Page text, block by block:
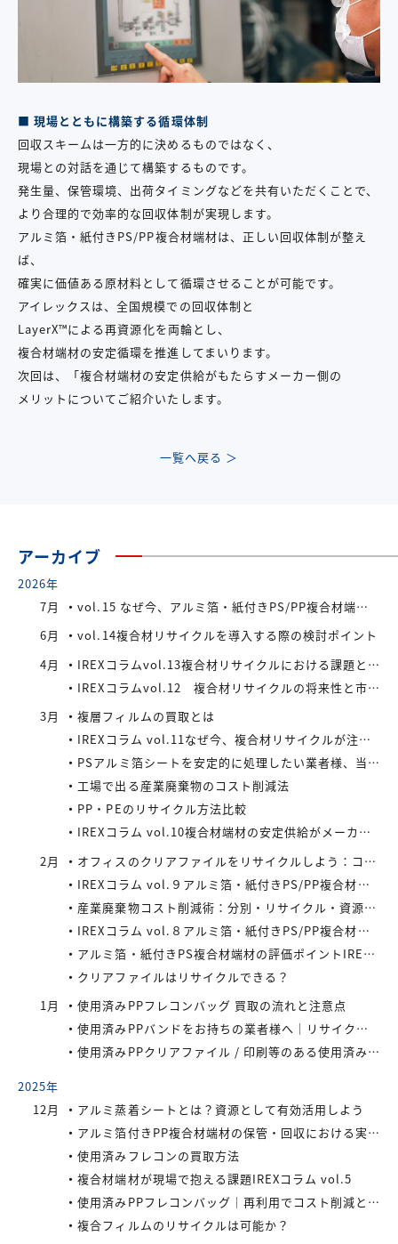
■現場とともに構築する循環体制
回収スキームは一方的に決めるものではなく、
現場との対話を通じて構築するものです。
発生量、保管環境、出荷タイミングなどを共有いただくことで、
より合理的で効率的な回収体制が実現します。
アルミ箔・紙付き PS/PP複合材端材は、正しい回収体制が整え
ば、
確実に価値ある原材料として循環させることが可能です。
アイレックスは、全国規模での回収体制と
LayerX™による再資源化を両輪とし、
複合材端材の安定循環を推進してまいります。
次回は、「複合材端材の安定供給がもたらすメーカー側の
メリットについてご紹介いたします。
一覧へ戻る ＞
アーカイブ
2026年
7月
vol.15 なぜ今、アルミ箔・紙付きPS/PP複合材端材が注目されているのか
6月
vol.14複合材リサイクルを導入する際の検討ポイント
4月
IREXコラムvol.13複合材リサイクルにおける課題と今後の展望
IREXコラムvol.12 複合材リサイクルの将来性と市場拡大の可能性
3月
複層フィルムの買取とは
IREXコラム vol.11なぜ今、複合材リサイクルが注目されているのか
PSアルミ箔シートを安定的に処理したい業者様、当社が買い取ります！
工場で出る産業廃棄物のコスト削減法
PP・PEのリサイクル方法比較
IREXコラム vol.10複合材端材の安定供給がメーカーにもたらすメリット
2月
オフィスのクリアファイルをリサイクルしよう：コストと環境負荷を同時に減らす方法
IREXコラム vol.９アルミ箔・紙付きPS/PP複合材端材の回収スキームと全国対応体制
産業廃棄物コスト削減術：分別・リサイクル・資源化の徹底活用
IREXコラム vol.８アルミ箔・紙付きPS/PP複合材端材をより高く評価するために現場でできること
アルミ箔・紙付きPS複合材端材の評価ポイントIREXコラム vol.7
クリアファイルはリサイクルできる？
1月
使用済みPPフレコンバッグ 買取の流れと注意点
使用済みPPバンドをお持ちの業者様へ｜リサイクル・買取対応中
使用済みPPクリアファイル / 印刷等のある使用済みPPクリアファイルの再資源化とリサイクル方法
2025年
12月
アルミ蒸着シートとは？資源として有効活用しよう
アルミ箔付きPP複合材端材の保管・回収における実務上のポイントIREXコラム vol.6
使用済みフレコンの買取方法
複合材端材が現場で抱える課題IREXコラム vol.5
使用済みPPフレコンバッグ｜再利用でコスト削減と環境負荷軽減を実現
複合フィルムのリサイクルは可能か？